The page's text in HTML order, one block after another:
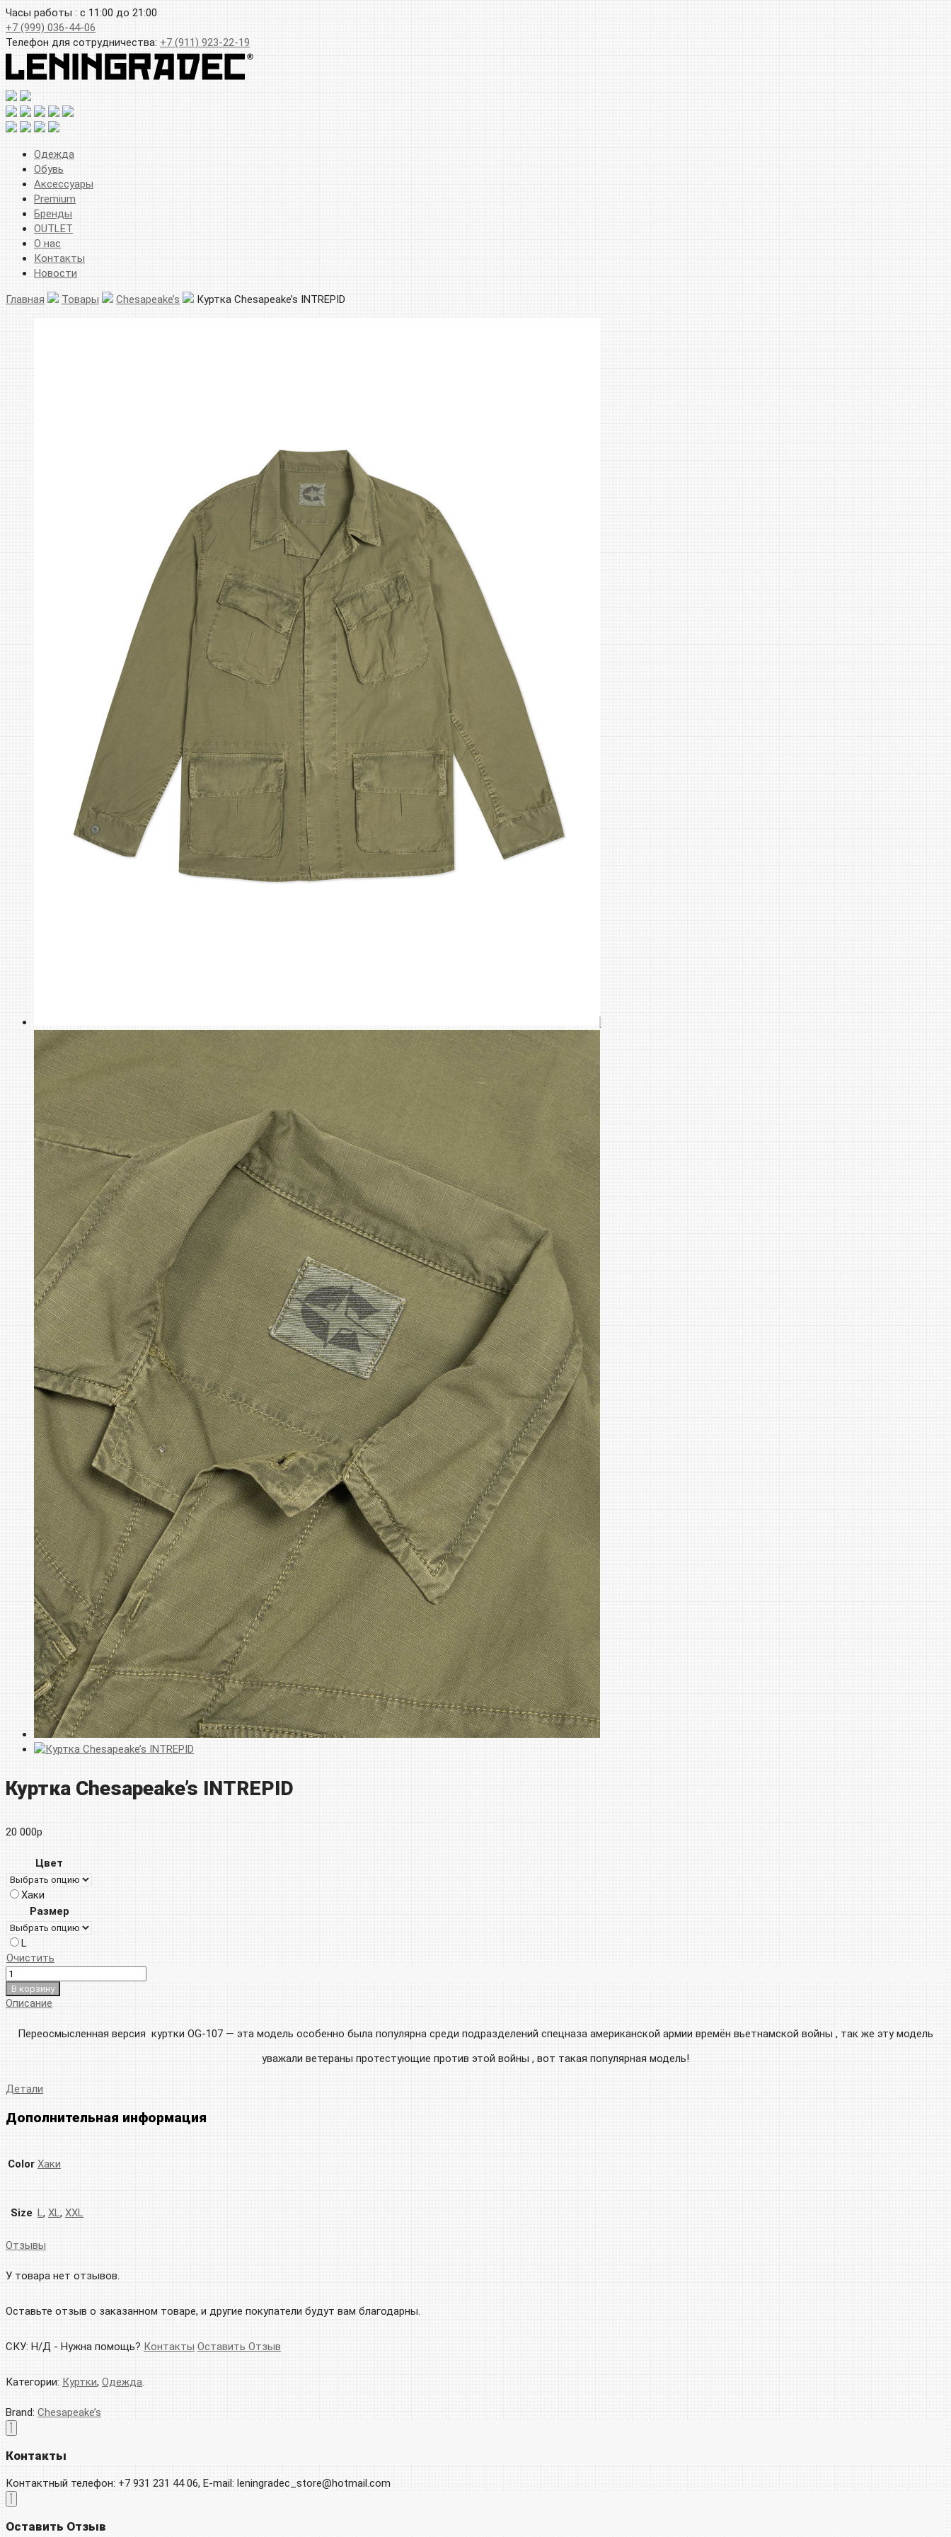
Часы работы : с 11:00 до 21:00
+7 (999) 036-44-06
Телефон для сотрудничества: +7 (911) 923-22-19
Одежда
Обувь
Аксессуары
Premium
Бренды
OUTLET
О нас
Контакты
Новости
Главная Товары Chesapeake’s Куртка Chesapeake’s INTREPID
Куртка Chesapeake’s INTREPID
20 000р
Цвет
Хаки
Размер
L
Очистить
В корзину
Описание
Переосмысленная версия куртки OG-107 — эта модель особенно была популярна среди подразделений спецназа американской армии времён вьетнамской войны , так же эту модель
уважали ветераны протестующие против этой войны , вот такая популярная модель!
Детали
Дополнительная информация
Color Хаки
Size L, XL, XXL
Отзывы
У товара нет отзывов.
Оставьте отзыв о заказанном товаре, и другие покупатели будут вам благодарны.
СКУ: Н/Д - Нужна помощь? Контакты Оставить Отзыв
Категории: Куртки, Одежда.
Brand: Chesapeake’s
Контакты
Контактный телефон: +7 931 231 44 06, E-mail: leningradec_store@hotmail.com
Оставить Отзыв